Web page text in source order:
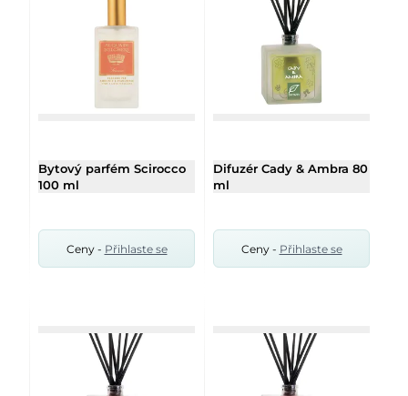
Bytový parfém Scirocco
100 ml
Ceny - Přihlaste se
Difuzér Cady & Ambra 80
ml
Ceny - Přihlaste se